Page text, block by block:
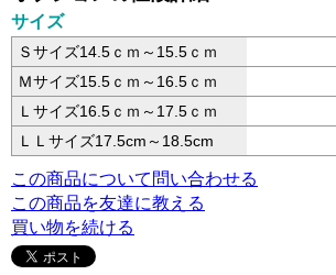
サイズ
Ｓサイズ14.5ｃｍ～15.5ｃｍ
Ｍサイズ15.5ｃｍ～16.5ｃｍ
Ｌサイズ16.5ｃｍ～17.5ｃｍ
ＬＬサイズ17.5cm～18.5cm
この商品について問い合わせる
この商品を友達に教える
買い物を続ける